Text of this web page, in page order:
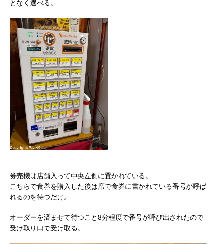
となく選べる。
券売機は店舗入って中央左側に置かれている。
こちらで食券を購入した後は席で食券に書かれている番号が呼ば
れるのを待つだけ。
オーダーを済ませて待つこと8分程度で番号が呼び出されたので
受け取り口で受け取る。